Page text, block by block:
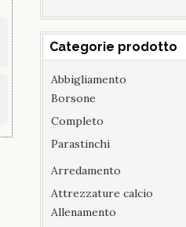
Categorie prodotto
Abbigliamento
Borsone
Completo
Parastinchi
Arredamento
Attrezzature calcio
Allenamento